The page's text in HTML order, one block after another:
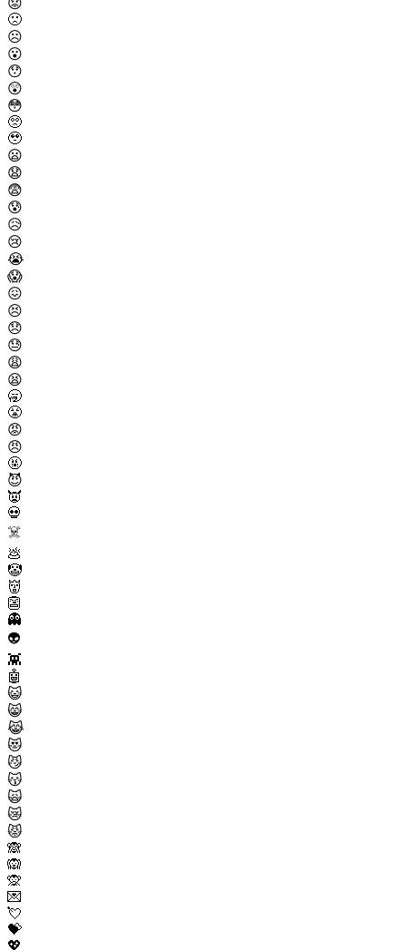
😟
🙁
☹️
😮
😯
😲
😳
🥺
🥹
😦
😧
😨
😰
😥
😢
😭
😱
😖
😣
😞
😓
😩
😫
🥱
😤
😡
😠
🤬
😈
👿
💀
☠️
💩
🤡
👹
👺
👻
👽
👾
🤖
😺
😸
😹
😻
😼
😽
🙀
😿
😾
🙈
🙉
🙊
💌
💘
💝
💖